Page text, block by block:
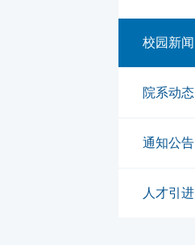
校园新闻
院系动态
通知公告
人才引进